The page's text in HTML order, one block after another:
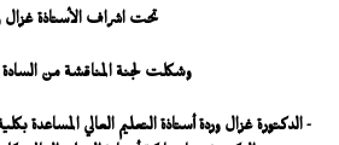
تحت اشراف الأستاذة غزال
وشكلت لجنة المناقشة من السادة
- الدكتورة غزال وردة أستاذة التعليم العالي المساعدة